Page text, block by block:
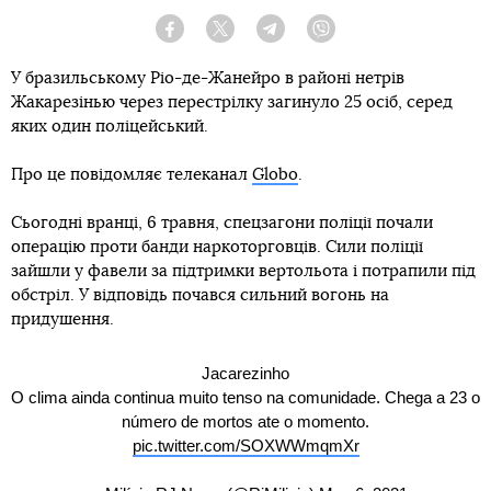
Facebook Twitter Telegram
У бразильському Ріо-де-Жанейро в районі нетрів
Жакарезінью через перестрілку загинуло 25 осіб, серед
яких один поліцейський.
Про це повідомляє телеканал Globо
Сьогодні вранці, 6 травня, спецзагони поліції почали
операцію проти банди наркоторговців. Сили поліції
зайшли у фавели за підтримки вертольота і потрапили під
обстріл. У відповідь почався сильний вогонь на
придушення.
Jacarezinho
O clima ainda continua muito tenso na comunidade. Chega a 23 o
número de mortos ate o momento.
pic.twitter.com/SOXWWmqmXr